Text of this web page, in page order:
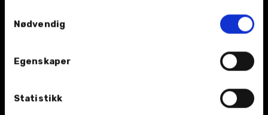
Nødvendig
Egenskaper
Statistikk
Åpningstider